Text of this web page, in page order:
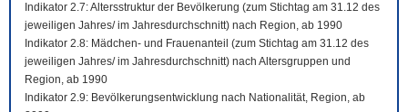
Indikator 2.7: Altersstruktur der Bevölkerung (zum Stichtag am 31.12 des
jeweiligen Jahres/ im Jahresdurchschnitt) nach Region, ab 1990
Indikator 2.8: Mädchen- und Frauenanteil (zum Stichtag am 31.12 des
jeweiligen Jahres/ im Jahresdurchschnitt) nach Altersgruppen und
Region, ab 1990
Indikator 2.9: Bevölkerungsentwicklung nach Nationalität, Region, ab